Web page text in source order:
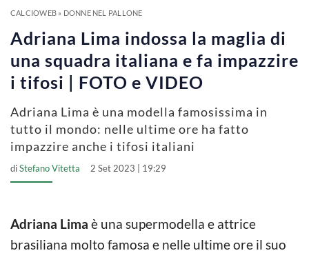
V
d
o
CALCIOWEB» DONNE NEL PALLONE
Adriana Lima indossa la maglia di
una squadra italiana e fa impazzire
i tifosi | FOTO e VIDEO
Adriana Lima è una modella famosissima in
tutto il mondo: nelle ultime ore ha fatto
impazzire anche i tifosi italiani
diStefano Vitetta 2 Set 2023 | 19:29
Adriana Lima è una supermodella e attrice
brasiliana molto famosa e nelle ultime ore il suo